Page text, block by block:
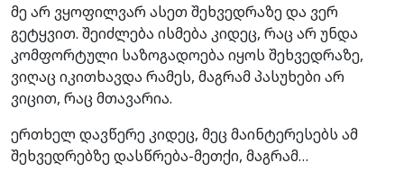
მე არ ვყოფილვარ ასეთ შეხვედრაზე და ვერ
გეტყვით. შეიძლება ისმება კიდეც, რაც არ უნდა
კომფორტული საზოგადოება იყოს შეხვედრაზე,
ვიღაც იკითხავდა რამეს, მაგრამ პასუხები არ
ვიცით, რაც მთავარია.
ერთხელ დავწერე კიდეც, მეც მაინტერესებს ამ
შეხვედრებზე დასწრება-მეთქი, მაგრამ…